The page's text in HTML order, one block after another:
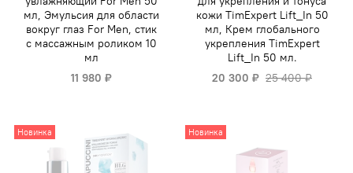
мл, Эмульсия для области
вокруг глаз For Men, стик
с массажным роликом 10
мл
11 980 ₽
кожи TimExpert Lift_In 50
мл, Крем глобального
укрепления TimExpert
Lift_In 50 мл.
20 300 ₽ 25 400 ₽
Новинка Новинка